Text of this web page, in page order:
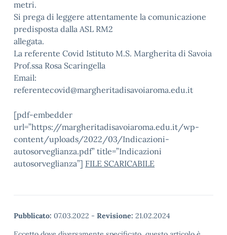
metri.
Si prega di leggere attentamente la comunicazione
predisposta dalla ASL RM2
allegata.
La referente Covid Istituto M.S. Margherita di Savoia
Prof.ssa Rosa Scaringella
Email:
referentecovid@margheritadisavoiaroma.edu.it
[pdf-embedder
url=”https://margheritadisavoiaroma.edu.it/wp-
content/uploads/2022/03/Indicazioni-
autosorveglianza.pdf” title=”Indicazioni
autosorveglianza”] FILE SCARICABILE
Pubblicato: 07.03.2022 - Revisione: 21.02.2024